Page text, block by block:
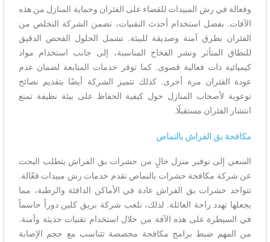
وفعالة في رش المبيدات للقضاء على الفئران وحماية المنازل من هذه
الآفات. بفضل استخدام أحدث التقنيات، تضمن الشركة التخلص من
الفئران بطرق آمنة وصديقة للبيئة. تشمل الحلول الفحص الدقيق
للنطاق المتأثر ونشر الفخاخ المناسبة، إلى جانب استخدام مواد
كيميائية ذات فعالية قصوى. كما توفر خدمات المتابعة لضمان عدم
عودة الفئران مرة أخرى. كذلك تتميز الشركة أيضًا بتقديم نصائح
توعوية لأصحاب المنازل حول كيفية الحفاظ على بيئة نظيفة تمنع
انتشار الفئران مستقبلًا.
مكافحة بق الفراش بالنماص
السعي إلى توفير منزل خالٍ من حشرات بق الفراش يتطلب البحث
عن شركة مكافحة حشرات بالنماص تقدم خدمات رش مبيدات فعّالة.
تتواجد حشرات بق الفراش عادة في الأماكن الدافئة والرطبة، مما
يجعلها تهدد راحة العائلة. لذلك، تلعب شركة بريق كلين دوراً حاسماً
في السيطرة على هذه الآفة من خلال استخدام تقنيات حديثة وآمنة.
من المهم ضبط برامج مكافحة مخصصة تتناسب مع حجم الإصابة